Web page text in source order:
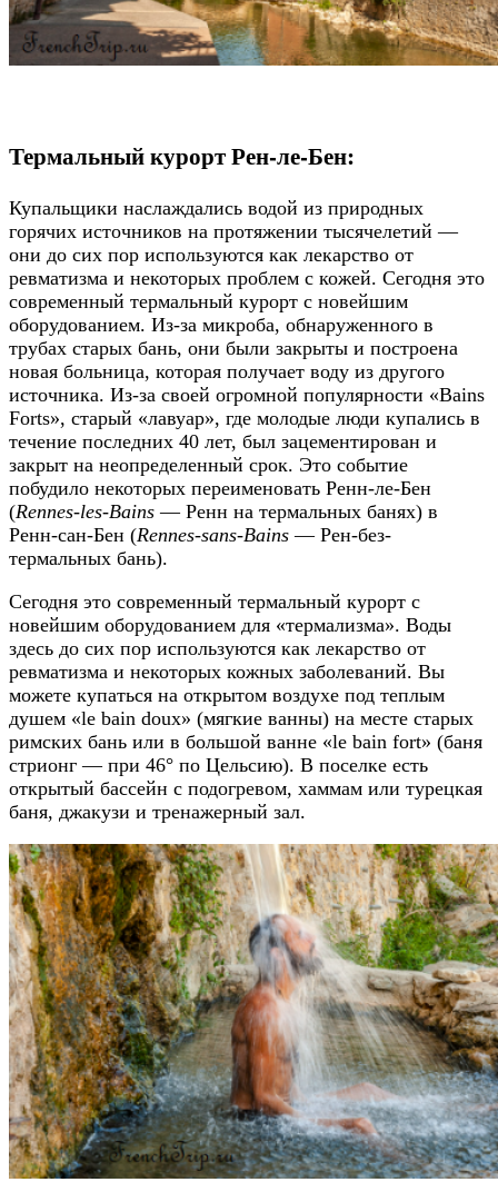
Термальный курорт Рен-ле-Бен:
Купальщики наслаждались водой из природных
горячих источников на протяжении тысячелетий —
они до сих пор используются как лекарство от
ревматизма и некоторых проблем с кожей. Сегодня это
современный термальный курорт с новейшим
оборудованием. Из-за микроба, обнаруженного в
трубах старых бань, они были закрыты и построена
новая больница, которая получает воду из другого
источника. Из-за своей огромной популярности «Bains
Forts», старый «лавуар», где молодые люди купались в
течение последних 40 лет, был зацементирован и
закрыт на неопределенный срок. Это событие
побудило некоторых переименовать Ренн-ле-Бен
(Rennes-les-Bains — Ренн на термальных банях) в
Ренн-сан-Бен (Rennes-sans-Bains — Рен-без-
термальных бань).
Сегодня это современный термальный курорт с
новейшим оборудованием для «термализма». Воды
здесь до сих пор используются как лекарство от
ревматизма и некоторых кожных заболеваний. Вы
можете купаться на открытом воздухе под теплым
душем «le bain doux» (мягкие ванны) на месте старых
римских бань или в большой ванне «le bain fort» (баня
стрионг — при 46° по Цельсию). В поселке есть
открытый бассейн с подогревом, хаммам или турецкая
баня, джакузи и тренажерный зал.